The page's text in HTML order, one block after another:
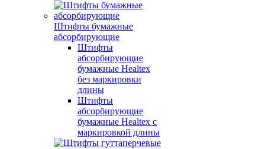
Штифты бумажные
абсорбирующие
Штифты
абсорбирующие
бумажные Healtex
без маркировки
длины
Штифты
абсорбирующие
бумажные Healtex с
маркировкой длины